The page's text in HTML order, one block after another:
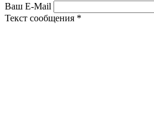
Ваш E-Mail
Текст сообщения *